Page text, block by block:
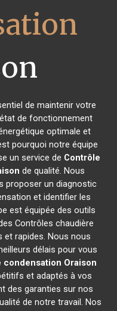
de maintenir votre
de fonctionnement
optimale et
pourquoi notre équipe
un service de Contrôle
de qualité. Nous
proposer un diagnostic
et identifier les
est équipée des outils
Contrôles chaudière
et rapides. Nous nous
délais pour vous
condensation Oraison
et adaptés à vos
des garanties sur nos
de notre travail. Nos